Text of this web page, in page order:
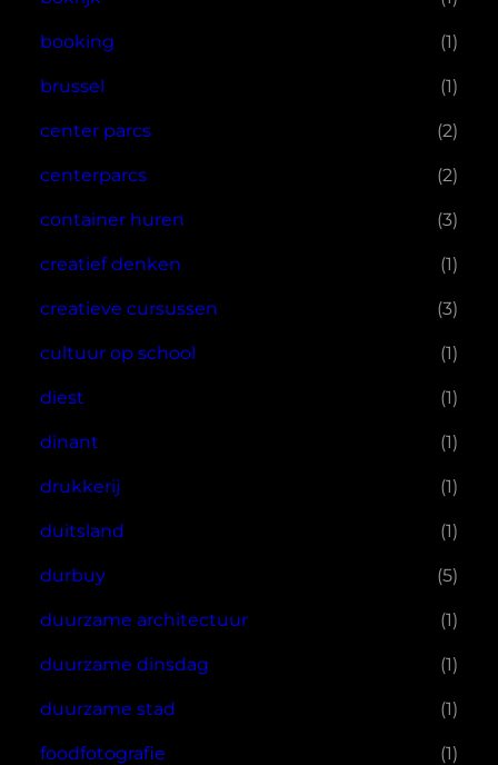
booking (1)
brussel (1)
center parcs (2)
centerparcs (2)
container huren (3)
creatief denken (1)
creatieve cursussen (3)
cultuur op school (1)
diest (1)
dinant (1)
drukkerij (1)
duitsland (1)
durbuy (5)
duurzame architectuur (1)
duurzame dinsdag (1)
duurzame stad (1)
foodfotografie (1)